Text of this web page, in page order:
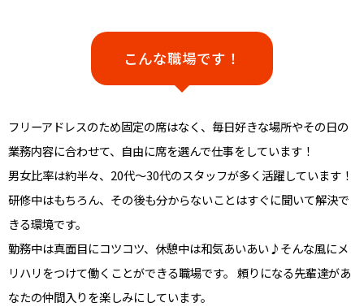
こんな職場です！​
フリーアドレスのため固定の席はなく、毎日好きな場所やその日の
業務内容に合わせて、自由に席を選んで仕事をしています！
男女比率は約半々、20代～30代のスタッフが多く活躍しています！
研修中はもちろん、その後も分からないことはすぐに聞いて解決で
きる環境です。
勤務中は真面目にコツコツ、休憩中は和気あいあい♪そんな風にメ
リハリをつけて働くことができる職場です。 頼りになる先輩達があ
なたの仲間入りを楽しみにしています。